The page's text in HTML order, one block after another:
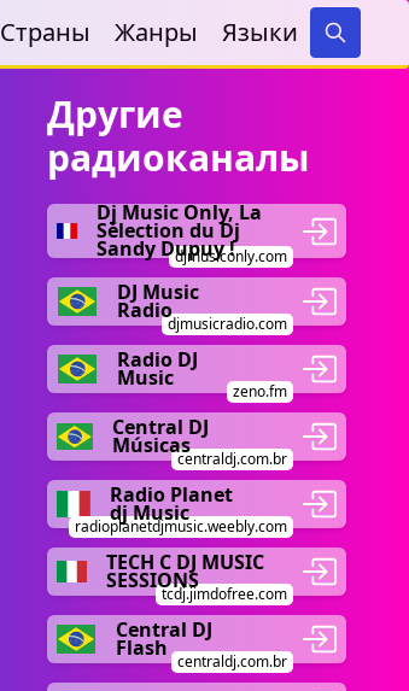
Страны Жанры Языки
Search
Другие
радиоканалы
Dj Music Only, La
Sélection du Dj
Sandy Dupuy !
djmusiconly.com
DJ Music
Radio
djmusicradio.com
Radio DJ
Music
zeno.fm
Central DJ
Músicas
centraldj.com.br
Radio Planet
dj Music
radioplanetdjmusic.weebly.com
TECH C DJ MUSIC
SESSIONS
tcdj.jimdofree.com
Central DJ
Flash
centraldj.com.br